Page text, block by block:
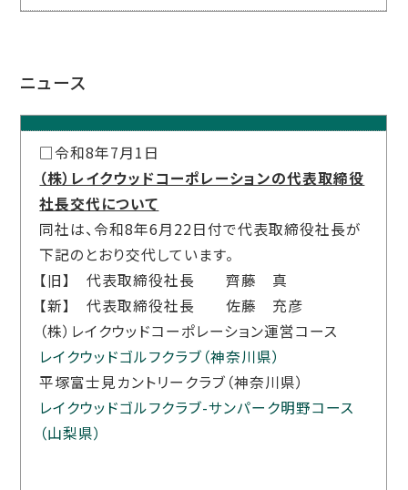
ニュース
□令和8年7月1日
（株）レイクウッドコーポレーションの代表取締役
社長交代について
同社は、令和8年6月22日付で代表取締役社長が
下記のとおり交代しています。
【旧】 代表取締役社長 齊藤 真
【新】 代表取締役社長 佐藤 充彦
（株）レイクウッドコーポレーション運営コース
レイクウッドゴルフクラブ（神奈川県）
平塚富士見カントリークラブ（神奈川県）
レイクウッドゴルフクラブ-サンパーク明野コース
（山梨県）